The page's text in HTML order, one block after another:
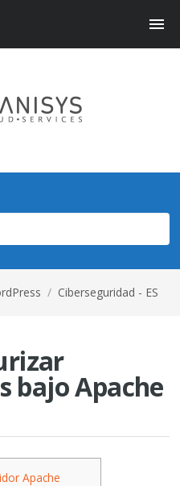
/ Ciberseguridad - ES
bajo Apache
Apache